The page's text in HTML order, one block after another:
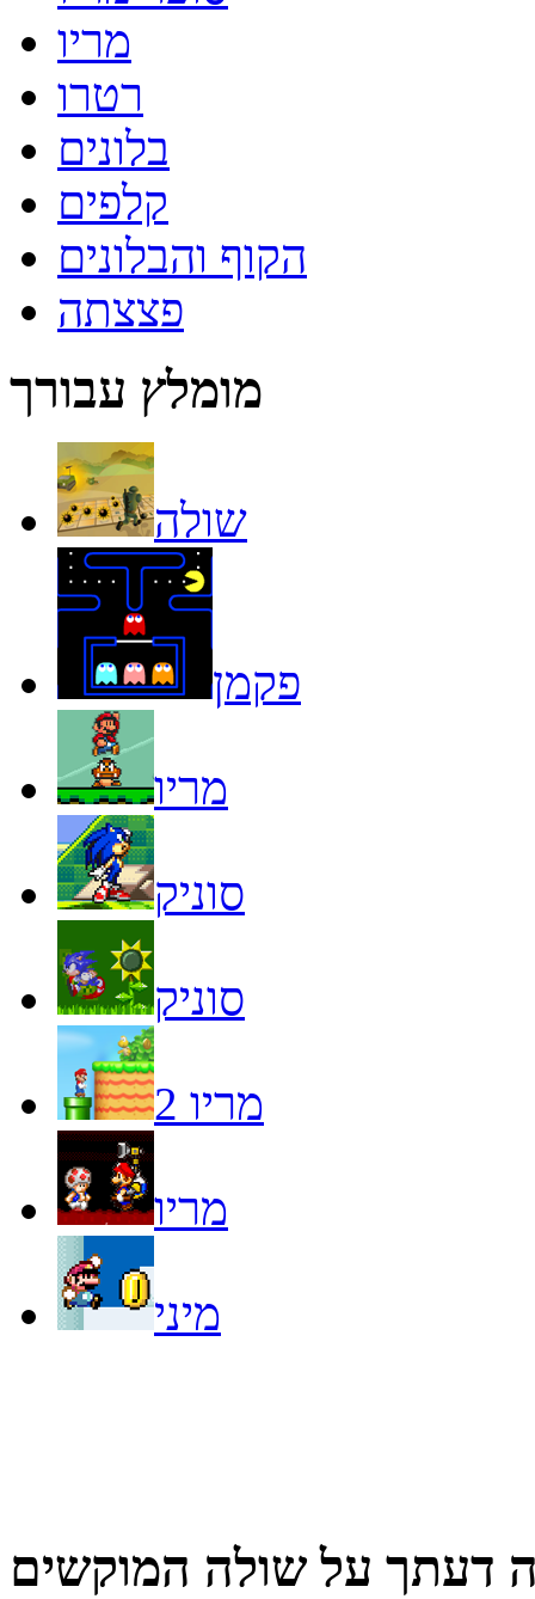
מריו
רטרו
בלונים
קלפים
הקוף והבלונים
פצצתה
מומלץ עבורך
שולה
פקמן
מריו
סוניק
סוניק
מריו 2
מריו
מיני
דעתך על שולה המוקשים